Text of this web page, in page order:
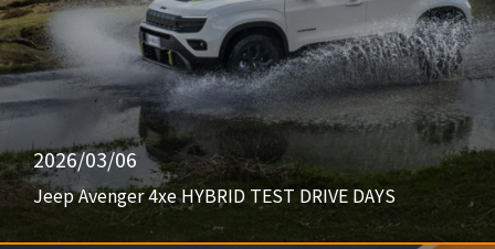
2026/03/06
Jeep Avenger 4xe HYBRID TEST DRIVE DAYS